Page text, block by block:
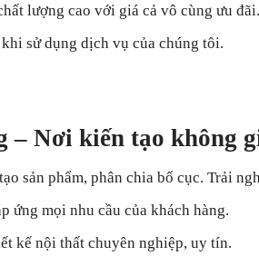
lượng cao với giá cả vô cùng ưu đãi.
sử dụng dịch vụ của chúng tôi.
Nơi kiến tạo không
sản phẩm, phân chia bố cục. Trải
ứng mọi nhu cầu của khách hàng.
kế nội thất chuyên nghiệp, uy tín.